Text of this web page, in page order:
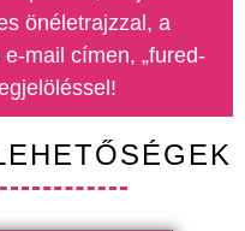
önéletrajzzal, a
mail címen, „fured-